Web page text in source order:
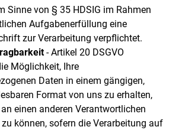
Sinne von § 35 HDSIG im Rahmen
Aufgabenerfüllung eine
zur Verarbeitung verpflichtet.
- Artikel 20 DSGVO
Möglichkeit, Ihre
Daten in einem gängigen,
Format von uns zu erhalten,
einen anderen Verantwortlichen
können, sofern die Verarbeitung auf